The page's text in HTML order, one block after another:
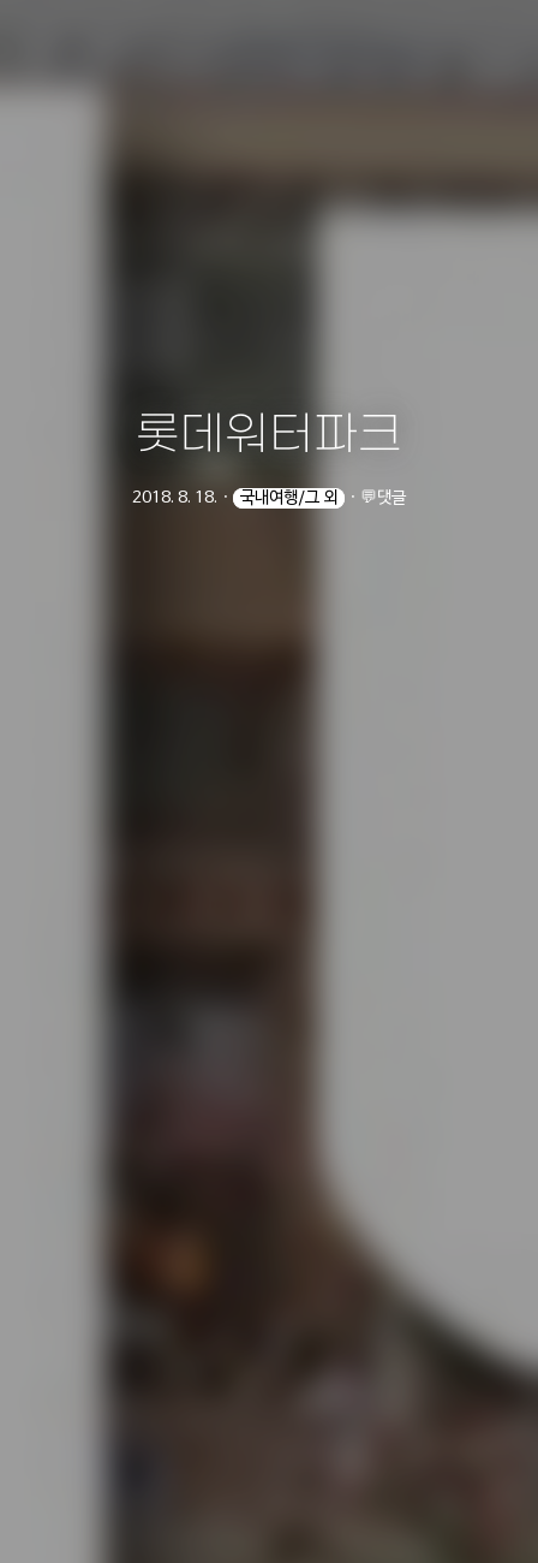
롯데워터파크
2018. 8. 18. ㆍ 국내여행/그 외 ㆍ 💬댓글